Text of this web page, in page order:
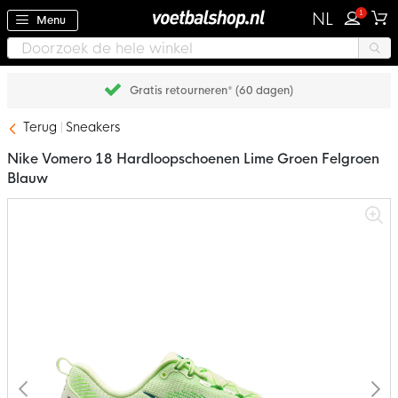
Menu NL 1
Gratis retourneren* (60 dagen)
Terug Sneakers
Nike Vomero 18 Hardloopschoenen Lime Groen Felgroen
Blauw